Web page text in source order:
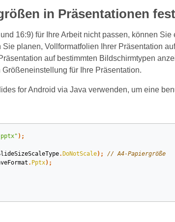
in Präsentationen
16:9) für Ihre Arbeit nicht passen, können
planen, Vollformatfolien Ihrer Präsentation
auf bestimmten Bildschirmtypen
für Ihre Präsentation.
for Android via Java verwenden, um eine
);
. DoNotScale);
// A4-Papiergröße
. Pptx);